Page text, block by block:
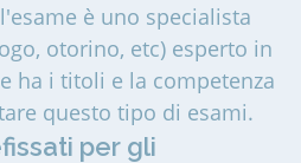
è uno specialista
otorino, etc) esperto in
ha i titoli e la competenza
questo tipo di esami.
per gli